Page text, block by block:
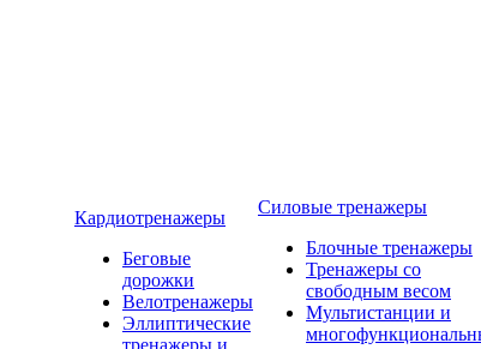
Кардиотренажеры
Беговые
дорожки
Велотренажеры
Эллиптические
тренажеры и
Силовые тренажеры
Блочные тренажеры
Тренажеры со
свободным весом
Мультистанции и